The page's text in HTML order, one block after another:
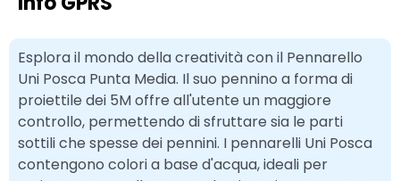
Esplora il mondo della creatività con il Pennarello
Uni Posca Punta Media. Il suo pennino a forma di
proiettile dei 5M offre all'utente un maggiore
controllo, permettendo di sfruttare sia le parti
sottili che spesse dei pennini. I pennarelli Uni Posca
contengono colori a base d'acqua, ideali per